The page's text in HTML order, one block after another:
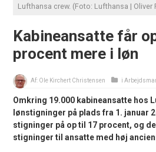
Lufthansa crew. (Foto: Lufthansa | Oliver
Kabineansatte får
procent mere i løn
Af: Ole Kirchert Christensen i
Omkring 19.000 kabineansatte hos
lønstigninger på plads fra 1. januar
stigninger på op til 17 procent, og
stigninger til ansatte med høj